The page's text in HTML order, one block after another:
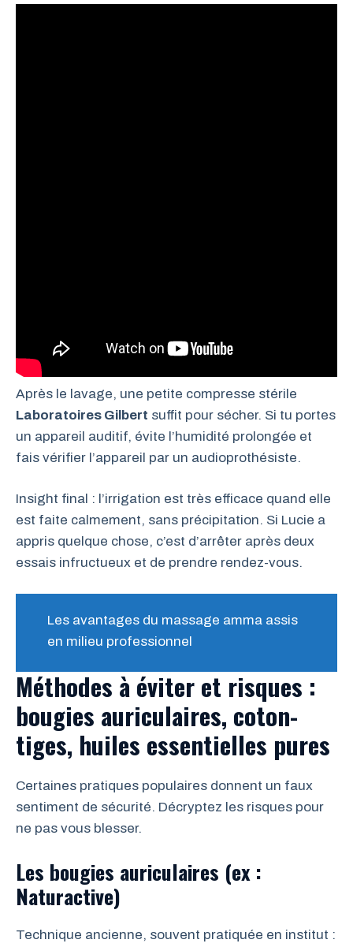
Après le lavage, une petite compresse stérile
Laboratoires Gilbert suffit pour sécher. Si tu portes
un appareil auditif, évite l’humidité prolongée et
fais vérifier l’appareil par un audioprothésiste.
Insight final : l’irrigation est très efficace quand elle
est faite calmement, sans précipitation. Si Lucie a
appris quelque chose, c’est d’arrêter après deux
essais infructueux et de prendre rendez-vous.
Les avantages du massage amma assis
en milieu professionnel
Méthodes à éviter et risques :
bougies auriculaires, coton-
tiges, huiles essentielles pures
Certaines pratiques populaires donnent un faux
sentiment de sécurité. Décryptez les risques pour
ne pas vous blesser.
Les bougies auriculaires (ex :
Naturactive)
Technique ancienne, souvent pratiquée en institut :